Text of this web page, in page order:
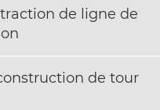
de ligne de
de tour